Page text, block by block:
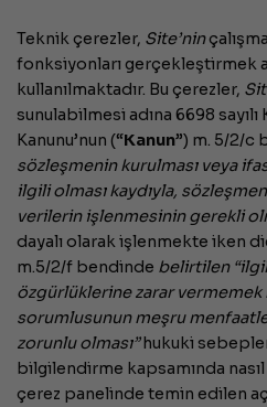
Teknik çerezler, Site’nin
fonksiyonları gerçekleştirmek
kullanılmaktadır. Bu çerezler,
sunulabilmesi adına 6698
Kanunu’nun (“Kanun”) m. 5/2/c
sözleşmenin kurulması veya
ilgili olması kaydıyla,
verilerin işlenmesinin gerekli
dayalı olarak işlenmekte iken
m.5/2/f bendinde belirtilen
özgürlüklerine zarar vermemek
sorumlusunun meşru
zorunlu olması”hukuki
bilgilendirme kapsamında
çerez panelinde temin edilen